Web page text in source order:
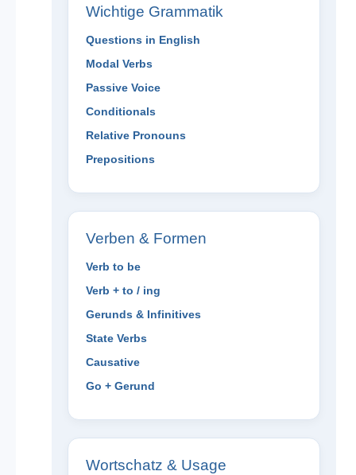
Wichtige Grammatik
Questions in English
Modal Verbs
Passive Voice
Conditionals
Relative Pronouns
Prepositions
Verben & Formen
Verb to be
Verb + to / ing
Gerunds & Infinitives
State Verbs
Causative
Go + Gerund
Wortschatz & Usage